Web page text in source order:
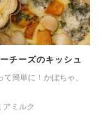
チーズのキッシュ
簡単に！かぼちゃ、
アミルク